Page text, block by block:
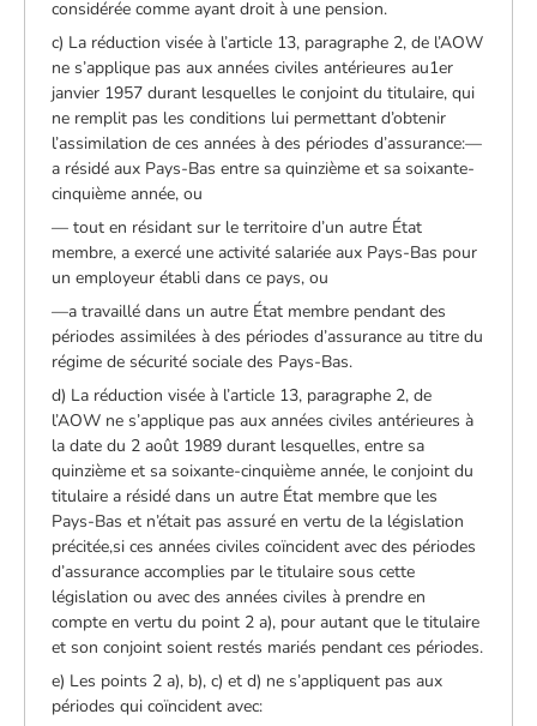
considérée comme ayant droit à une pension.
c) La réduction visée à l’article 13, paragraphe 2, de l’AOW
ne s’applique pas aux années civiles antérieures au1er
janvier 1957 durant lesquelles le conjoint du titulaire, qui
ne remplit pas les conditions lui permettant d’obtenir
l’assimilation de ces années à des périodes d’assurance:—
a résidé aux Pays-Bas entre sa quinzième et sa soixante-
cinquième année, ou
— tout en résidant sur le territoire d’un autre État
membre, a exercé une activité salariée aux Pays-Bas pour
un employeur établi dans ce pays, ou
—a travaillé dans un autre État membre pendant des
périodes assimilées à des périodes d’assurance au titre du
régime de sécurité sociale des Pays-Bas.
d) La réduction visée à l’article 13, paragraphe 2, de
l’AOW ne s’applique pas aux années civiles antérieures à
la date du 2 août 1989 durant lesquelles, entre sa
quinzième et sa soixante-cinquième année, le conjoint du
titulaire a résidé dans un autre État membre que les
Pays-Bas et n’était pas assuré en vertu de la législation
précitée,si ces années civiles coïncident avec des périodes
d’assurance accomplies par le titulaire sous cette
législation ou avec des années civiles à prendre en
compte en vertu du point 2 a), pour autant que le titulaire
et son conjoint soient restés mariés pendant ces périodes.
e) Les points 2 a), b), c) et d) ne s’appliquent pas aux
périodes qui coïncident avec: